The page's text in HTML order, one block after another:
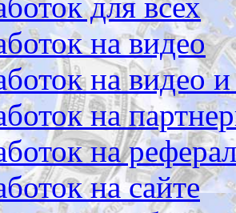
для всех
на видео
на видео
на
на
на сайте